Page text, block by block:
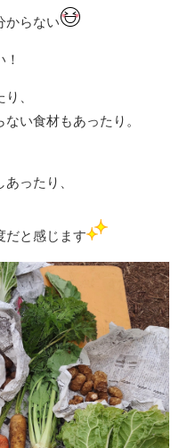
からない
、
い食材もあったり。
ったり、
だと感じます